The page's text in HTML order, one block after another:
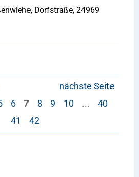
Dorfstraße, 24969
6 7 8 9 10 ...
40
41
42
nächste Seite